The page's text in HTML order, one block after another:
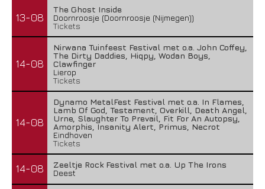
13-08
The Ghost Inside
Doornroosje (Doornroosje (Nijmegen))
Tickets
14-08
Nirwana Tuinfeest Festival met o.a. John Coffey,
The Dirty Daddies, Hiqpy, Wodan Boys,
Clawfinger
Lierop
Tickets
14-08
Dynamo MetalFest Festival met o.a. In Flames,
Lamb Of God, Testament, Overkill, Death Angel,
Urne, Slaughter To Prevail, Fit For An Autopsy,
Amorphis, Insanity Alert, Primus, Necrot
Eindhoven
Tickets
14-08
Zeeltje Rock Festival met o.a. Up The Irons
Deest